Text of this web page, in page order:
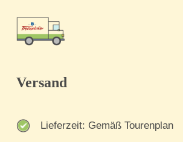
Versand
Lieferzeit: Gemäß Tourenplan